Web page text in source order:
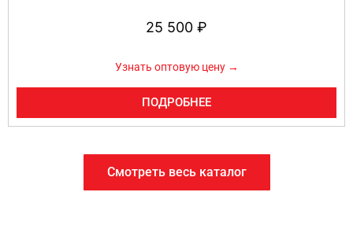
25 500 ₽
Узнать оптовую цену →
ПОДРОБНЕЕ
Смотреть весь каталог